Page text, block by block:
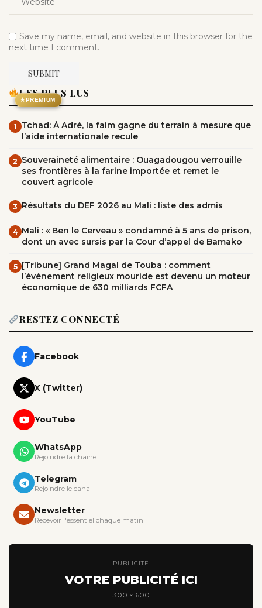
Save my name, email, and website in this browser for the
next time I comment.
★PREMIUM
LES PLUS LUS
1
Tchad: À Adré, la faim gagne du terrain à mesure que
l’aide internationale recule
2 Souveraineté alimentaire : Ouagadougou verrouille
ses frontières à la farine importée et remet le
couvert agricole
3 Résultats du DEF 2026 au Mali : liste des admis
4 Mali : « Ben le Cerveau » condamné à 5 ans de prison,
dont un avec sursis par la Cour d’appel de Bamako
5 [Tribune] Grand Magal de Touba : comment
l’événement religieux mouride est devenu un moteur
économique de 630 milliards FCFA
RESTEZ CONNECTÉ
Facebook
X (Twitter)
YouTube
WhatsApp
Rejoindre la chaîne
Telegram
Rejoindre le canal
Newsletter
Recevoir l'essentiel chaque matin
PUBLICITÉ
VOTRE PUBLICITÉ ICI
300 × 600